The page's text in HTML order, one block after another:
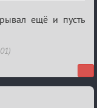
ещё и пусть